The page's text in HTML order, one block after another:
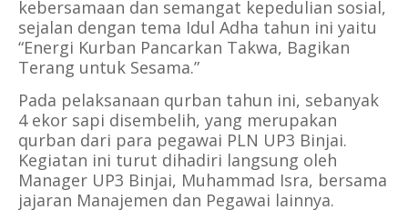
kebersamaan dan semangat kepedulian sosial,
sejalan dengan tema Idul Adha tahun ini yaitu
“Energi Kurban Pancarkan Takwa, Bagikan
Terang untuk Sesama.”
Pada pelaksanaan qurban tahun ini, sebanyak
4 ekor sapi disembelih, yang merupakan
qurban dari para pegawai PLN UP3 Binjai.
Kegiatan ini turut dihadiri langsung oleh
Manager UP3 Binjai, Muhammad Isra, bersama
jajaran Manajemen dan Pegawai lainnya.